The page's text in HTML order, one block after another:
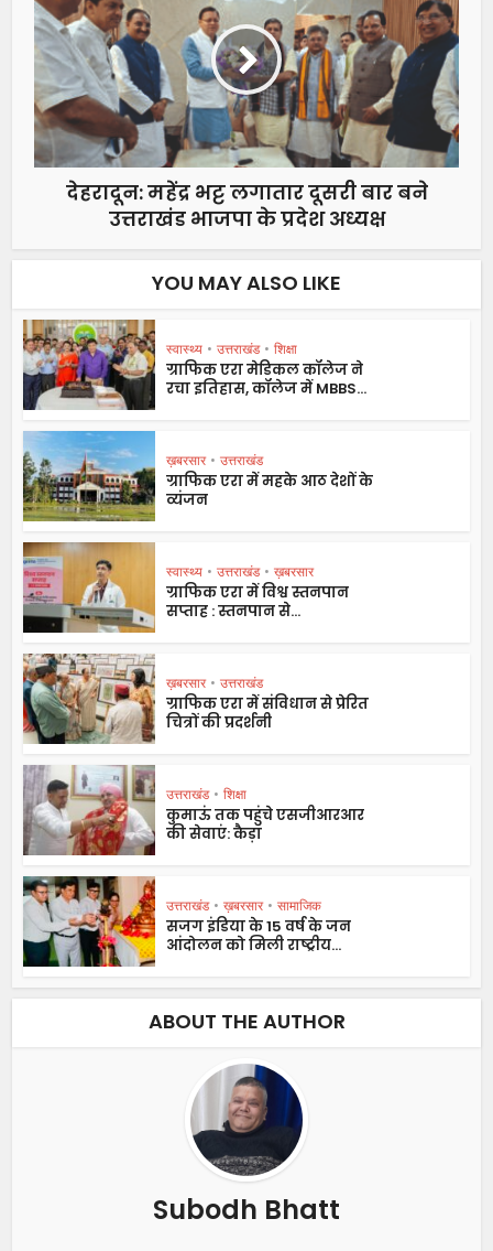
देहरादून: महेंद्र भट्ट लगातार दूसरी बार बने
उत्तराखंड भाजपा के प्रदेश अध्यक्ष
YOU MAY ALSO LIKE
स्वास्थ्य • उत्तराखंड • शिक्षा
ग्राफिक एरा मेडिकल कॉलेज ने
रचा इतिहास, कॉलेज में MBBS...
ख़बरसार • उत्तराखंड
ग्राफिक एरा में महके आठ देशों के
व्यंजन
स्वास्थ्य • उत्तराखंड • ख़बरसार
ग्राफिक एरा में विश्व स्तनपान
सप्ताह : स्तनपान से...
ख़बरसार • उत्तराखंड
ग्राफिक एरा में संविधान से प्रेरित
चित्रों की प्रदर्शनी
उत्तराखंड • शिक्षा
कुमाऊं तक पहुंचे एसजीआरआर
की सेवाएं: कैड़ा
उत्तराखंड • ख़बरसार • सामाजिक
सजग इंडिया के 15 वर्ष के जन
आंदोलन को मिली राष्ट्रीय...
ABOUT THE AUTHOR
Subodh Bhatt